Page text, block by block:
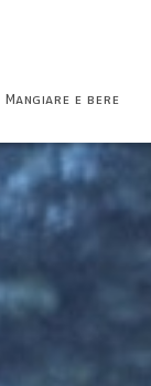
Mangiare e bere